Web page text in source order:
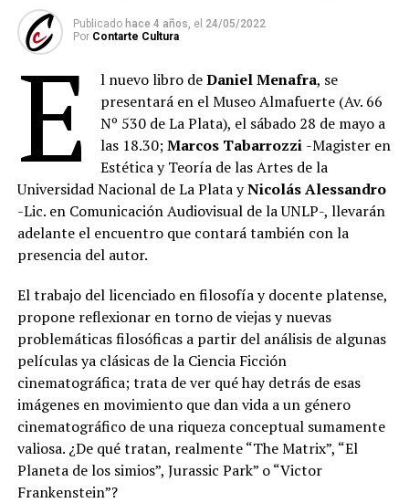
Publicado hace 4 años, el 24/05/2022
Por Contarte Cultura
E l nuevo libro deDaniel Menafra, se
presentará en el Museo Almafuerte (Av. 66
Nº 530 de La Plata), el sábado 28 de mayo a
las 18.30;Marcos Tabarrozzi -Magister en
Estética y Teoría de las Artes de la
Universidad Nacional de La Plata yNicolás Alessandro
-Lic. en Comunicación Audiovisual de la UNLP-, llevarán
adelante el encuentro que contará también con la
presencia del autor.
El trabajo del licenciado en filosofía y docente platense,
propone reflexionar en torno de viejas y nuevas
problemáticas filosóficas a partir del análisis de algunas
películas ya clásicas de la Ciencia Ficción
cinematográfica; trata de ver qué hay detrás de esas
imágenes en movimiento que dan vida a un género
cinematográfico de una riqueza conceptual sumamente
valiosa. ¿De qué tratan, realmente “The Matrix”, “El
Planeta de los simios”, Jurassic Park” o “Victor
Frankenstein”?